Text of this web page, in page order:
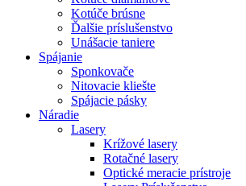
Kotúče brúsne
Ďalšie príslušenstvo
Unášacie taniere
Spájanie
Sponkovače
Nitovacie kliešte
Spájacie pásky
Náradie
Lasery
Krížové lasery
Rotačné lasery
Optické meracie prístroje